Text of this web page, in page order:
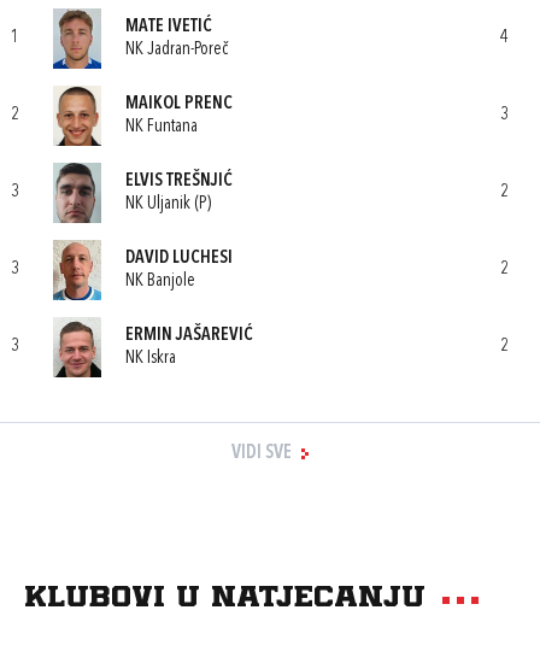
1
MATE IVETIĆ
NK Jadran-Poreč
4
2
MAIKOL PRENC
NK Funtana
3
3
ELVIS TREŠNJIĆ
NK Uljanik (P)
2
3
DAVID LUCHESI
NK Banjole
2
3
ERMIN JAŠAREVIĆ
NK Iskra
2
VIDI SVE
Klubovi u natjecanju